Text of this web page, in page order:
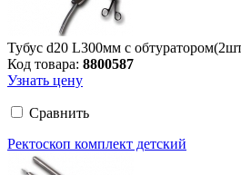
Тубус d20 L300мм с
Код товара: 8800587
Узнать цену
Сравнить
Ректоскоп комплект детский